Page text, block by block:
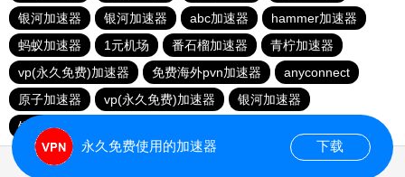
银河加速器
银河加速器 abc加速器
hammer加速器
蚂蚁加速器
1元机场 番石榴加速器
青柠加速器
vp(永久免费)加速器
免费海外pvn加速器
anyconnect
原子加速器
vp(永久免费)加速器
银河加速器
银河加速器
永久免费使用的加速器 下载